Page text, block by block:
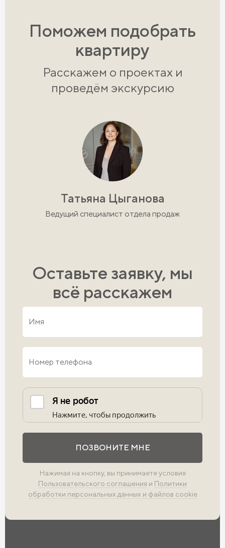
Поможем подобрать
квартиру
Расскажем о проектах и
проведём экскурсию
Татьяна Цыганова
Ведущий специалист отдела продаж
Оставьте заявку, мы
всё расскажем
ПОЗВОНИТЕ МНЕ
Нажимая на кнопку, вы принимаете условия
Пользовательского соглашения и Политики
обработки персональных данных и файлов cookie